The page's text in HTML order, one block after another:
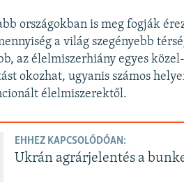
országokban is meg fogják
a világ szegényebb
az élelmiszerhiány egyes
okozhat, ugyanis számos
élelmiszerektől.
EHHEZ KAPCSOLÓDÓAN:
Ukrán agrárjelentés a